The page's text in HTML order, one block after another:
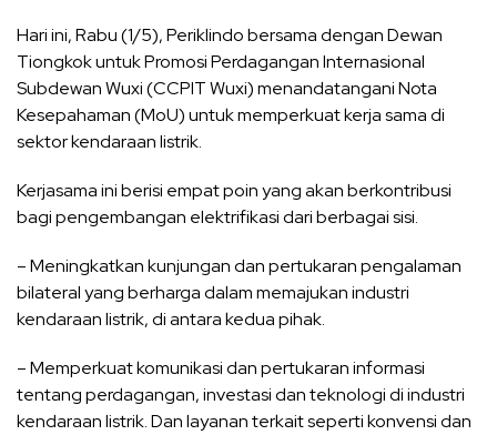
Hari ini, Rabu (1/5), Periklindo bersama dengan Dewan
Tiongkok untuk Promosi Perdagangan Internasional
Subdewan Wuxi (CCPIT Wuxi) menandatangani Nota
Kesepahaman (MoU) untuk memperkuat kerja sama di
sektor kendaraan listrik.
Kerjasama ini berisi empat poin yang akan berkontribusi
bagi pengembangan elektrifikasi dari berbagai sisi.
– Meningkatkan kunjungan dan pertukaran pengalaman
bilateral yang berharga dalam memajukan industri
kendaraan listrik, di antara kedua pihak.
– Memperkuat komunikasi dan pertukaran informasi
tentang perdagangan, investasi dan teknologi di industri
kendaraan listrik. Dan layanan terkait seperti konvensi dan